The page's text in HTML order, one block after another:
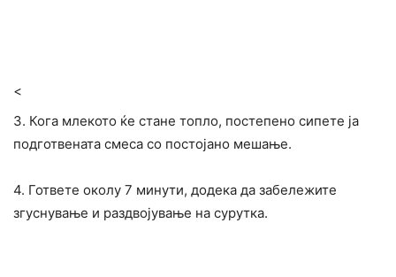
<
3. Кога млекото ќе стане топло, постепено сипете ја
подготвената смеса со постојано мешање.
4. Гответе околу 7 минути, додека да забележите
згуснување и раздвојување на сурутка.